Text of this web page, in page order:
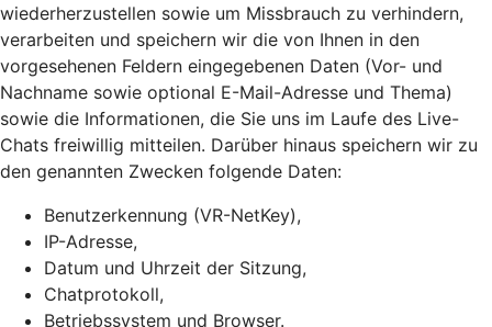
wiederherzustellen sowie um Missbrauch zu verhindern,
verarbeiten und speichern wir die von Ihnen in den
vorgesehenen Feldern eingegebenen Daten (Vor- und
Nachname sowie optional E-Mail-Adresse und Thema)
sowie die Informationen, die Sie uns im Laufe des Live-
Chats freiwillig mitteilen. Darüber hinaus speichern wir zu
den genannten Zwecken folgende Daten:
Benutzerkennung (VR-NetKey),
IP-Adresse,
Datum und Uhrzeit der Sitzung,
Chatprotokoll,
Betriebssystem und Browser.